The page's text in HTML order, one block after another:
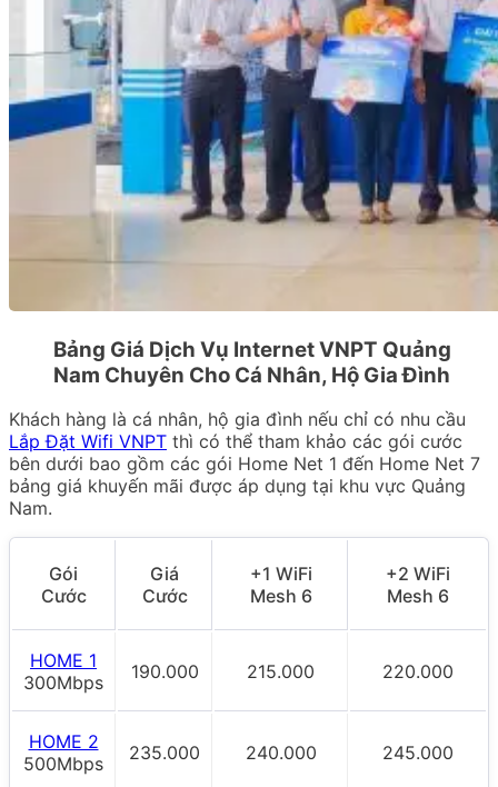
Bảng Giá Dịch Vụ Internet VNPT Quảng
Nam Chuyên Cho Cá Nhân, Hộ Gia Đình
Khách hàng là cá nhân, hộ gia đình nếu chỉ có nhu cầu
Lắp Đặt Wifi VNPT thì có thể tham khảo các gói cước
bên dưới bao gồm các gói Home Net 1 đến Home Net 7
bảng giá khuyến mãi được áp dụng tại khu vực Quảng
Nam.
Gói
Cước
Giá
Cước
+1 WiFi
Mesh 6
+2 WiFi
Mesh 6
HOME 1
300Mbps
190.000 215.000 220.000
HOME 2
500Mbps
235.000 240.000 245.000